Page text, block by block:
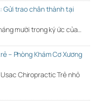
Gửi trao chân thành tại
mười trong ký ức của…
– Phòng Khám Cơ Xương
Chiropractic Trẻ nhỏ